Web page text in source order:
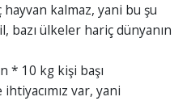
kalmaz, yani bu şu
bazı ülkeler hariç dünyanın
* 10 kg kişi başı
var, yani